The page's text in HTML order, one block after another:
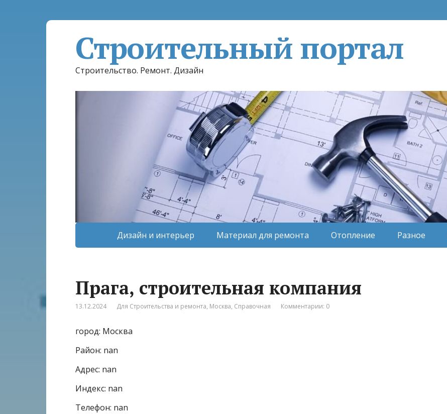
Строительный портал
Строительство. Ремонт. Дизайн
Дизайн и интерьер Материал для ремонта Отопление Разное
Прага, строительная компания
13.12.2024 Для Строительства и ремонта, Москва, Справочная Комментарии: 0
город: Москва
Район: nan
Адрес: nan
Индекс: nan
Телефон: nan